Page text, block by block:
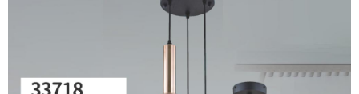
易，需依本服務之必要範圍內提供個人資料，並將交易相關給付款項請求債
２．關於個人資料處理事宜，請瀏覽以下網址：
３．未成年的使用者請事先徵得法定代理人或監護人之同意方可使用
「AFTEE先享後付」，若未經同意申辦者引起之損失，本公司不負相關責